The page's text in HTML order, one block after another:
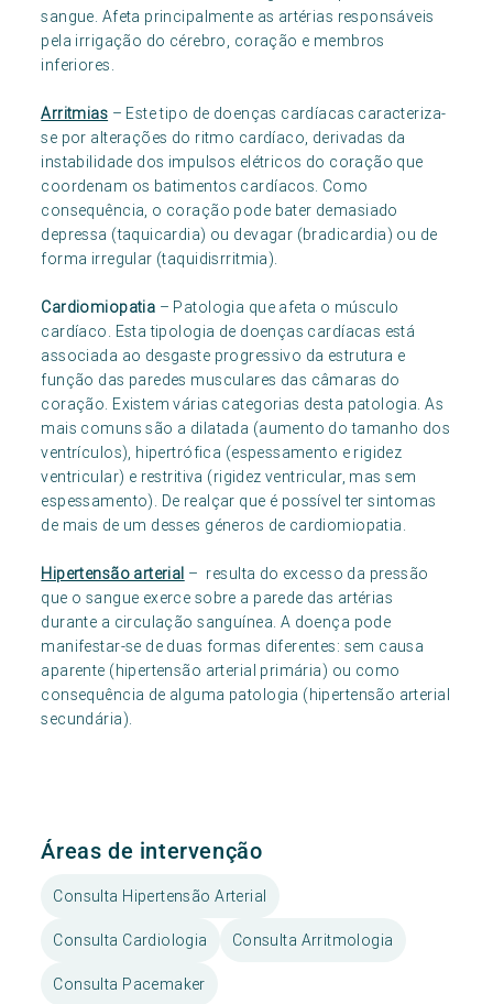
sangue. Afeta principalmente as artérias responsáveis
pela irrigação do cérebro, coração e membros
inferiores.
Arritmias – Este tipo de doenças cardíacas caracteriza-
se por alterações do ritmo cardíaco, derivadas da
instabilidade dos impulsos elétricos do coração que
coordenam os batimentos cardíacos. Como
consequência, o coração pode bater demasiado
depressa (taquicardia) ou devagar (bradicardia) ou de
forma irregular (taquidisrritmia).
Cardiomiopatia – Patologia que afeta o músculo
cardíaco. Esta tipologia de doenças cardíacas está
associada ao desgaste progressivo da estrutura e
função das paredes musculares das câmaras do
coração. Existem várias categorias desta patologia. As
mais comuns são a dilatada (aumento do tamanho dos
ventrículos), hipertrófica (espessamento e rigidez
ventricular) e restritiva (rigidez ventricular, mas sem
espessamento). De realçar que é possível ter sintomas
de mais de um desses géneros de cardiomiopatia.
Hipertensão arterial – resulta do excesso da pressão
que o sangue exerce sobre a parede das artérias
durante a circulação sanguínea. A doença pode
manifestar-se de duas formas diferentes: sem causa
aparente (hipertensão arterial primária) ou como
consequência de alguma patologia (hipertensão arterial
secundária).
Áreas de intervenção
Consulta Hipertensão Arterial
Consulta Cardiologia Consulta Arritmologia
Consulta Pacemaker